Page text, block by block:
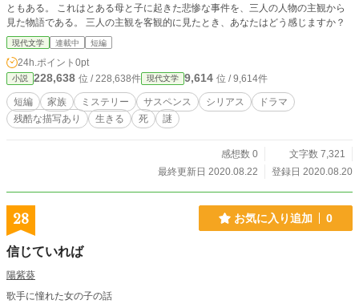
ともある。 これはとある母と子に起きた悲惨な事件を、三人の人物の主観から
見た物語である。 三人の主観を客観的に見たとき、あなたはどう感じますか？
現代文学 連載中 短編
24h.ポイント 0pt
小説 228,638 位 / 228,638件 現代文学 9,614 位 / 9,614件
短編 家族 ミステリー サスペンス シリアス
ドラマ
残酷な描写あり
生きる 死 謎
感想数 0
文字数 7,321
最終更新日 2020.08.22
登録日 2020.08.20
28 お気に入り追加 0
信じていれば
陽紫葵
歌手に憧れた女の子の話